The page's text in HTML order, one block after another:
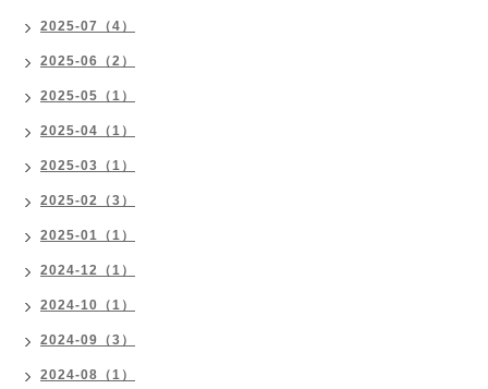
2025-07（4）
2025-06（2）
2025-05（1）
2025-04（1）
2025-03（1）
2025-02（3）
2025-01（1）
2024-12（1）
2024-10（1）
2024-09（3）
2024-08（1）